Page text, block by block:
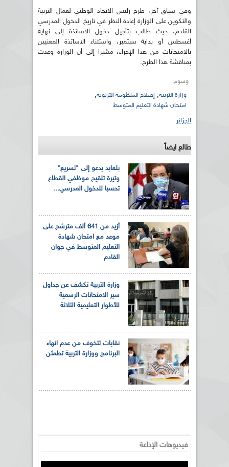
وفي سياق آخر، طرح رئيس الاتحاد الوطني لعمال التربية
والتكوين على الوزارة إعادة النظر في تاريخ الدخول المدرسي
القادم، حيث طالب بتأجيل دخول الاساتذة إلى نهاية
أغسطس أو بداية سبتمبر، واستثناء الاساتذة المعنيين
بالامتحانات من هذا الإجراء، مشيرا إلى أن الوزارة وعدت
بمناقشة هذا الطرح.
وسوم:
وزارة التربية, إصلاح المنظومة التربوية,
امتحان شهادة التعليم المتوسط
الجزائر
طالع ايضاً
بلعابد يدعو إلى "تسريع"
وتيرة تلقيح موظفي القطاع
تحسبا للدخول المدرسي...
أزيد من 641 ألف مترشح على
موعد مع امتحان شهادة
التعليم المتوسط في جوان
القادم
وزارة التربية تكشف عن جداول
سير الامتحانات الرسمية
للأطوار التعليمية الثلاثة
نقابات تتخوف من عدم انهاء
البرنامج ووزارة التربية تطمئن
فيديوهات الإذاعة